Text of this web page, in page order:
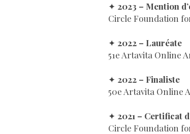
✦ 2023 – Mention
Circle Foundation
✦ 2022 – Lauréate
51e Artavita Online
✦ 2022 – Finaliste
50e Artavita Online
✦ 2021 – Certificat
Circle Foundation